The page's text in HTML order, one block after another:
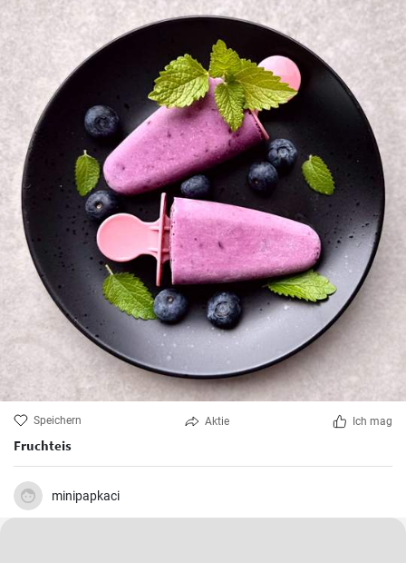
Speichern Aktie Ich mag
Fruchteis
minipapkaci